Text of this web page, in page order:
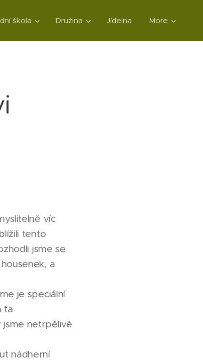
škola Družina Jídelna More
víc
tento
jsme se
a
je speciální
ta
jsme netrpělivě
nádherní